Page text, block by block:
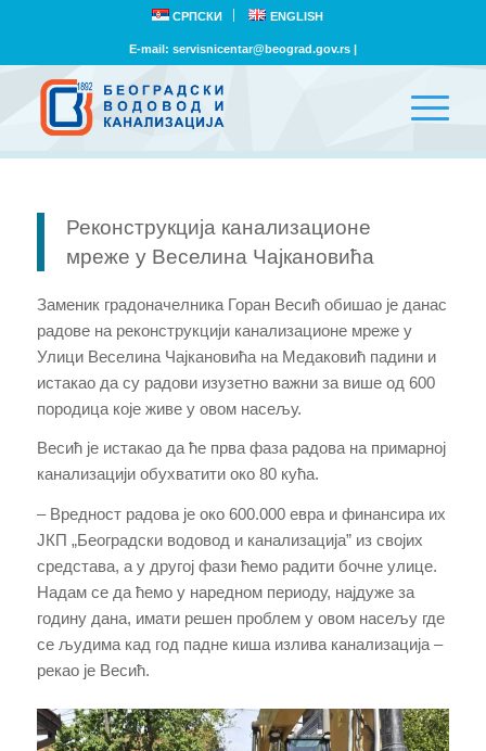
СРПСКИ ENGLISH
E-mail: servisnicentar@beograd.gov.rs|
Реконструкција канализационе
мреже у Веселина Чајкановића
Заменик градоначелника Горан Весић обишао је данас
радове на реконструкцији канализационе мреже у
Улици Веселина Чајкановића на Медаковић падини и
истакао да су радови изузетно важни за више од 600
породица које живе у овом насељу.
Весић је истакао да ће прва фаза радова на примарној
канализацији обухватити око 80 кућа.
– Вредност радова је око 600.000 евра и финансира их
ЈКП „Београдски водовод и канализација” из својих
средстава, а у другој фази ћемо радити бочне улице.
Надам се да ћемо у наредном периоду, најдуже за
годину дана, имати решен проблем у овом насељу где
се људима кад год падне киша излива канализација –
рекао је Весић.